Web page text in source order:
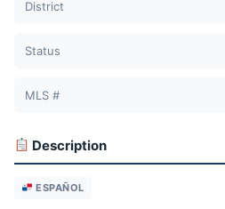
District
Status
MLS #
Description
ESPAÑOL